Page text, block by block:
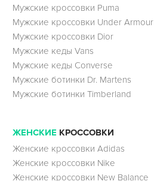
Мужские кроссовки Puma
Мужские кроссовки Under Armour
Мужские кроссовки Dior
Мужские кеды Vans
Мужские кеды Converse
Мужские ботинки Dr. Martens
Мужские ботинки Timberland
ЖЕНСКИЕ КРОССОВКИ
Женские кроссовки Adidas
Женские кроссовки Nike
Женские кроссовки New Balance